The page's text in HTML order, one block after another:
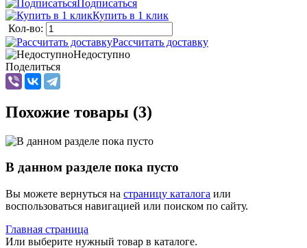
Подписаться
Купить в 1 клик
Кол-во:
Рассчитать доставку
Недоступно
Поделиться
Похожие товары (3)
В данном разделе пока пусто
Вы можете вернуться на страницу каталога или
воспользоваться навигацией или поиском по сайту.
Главная страница
Или выберите нужный товар в каталоге.